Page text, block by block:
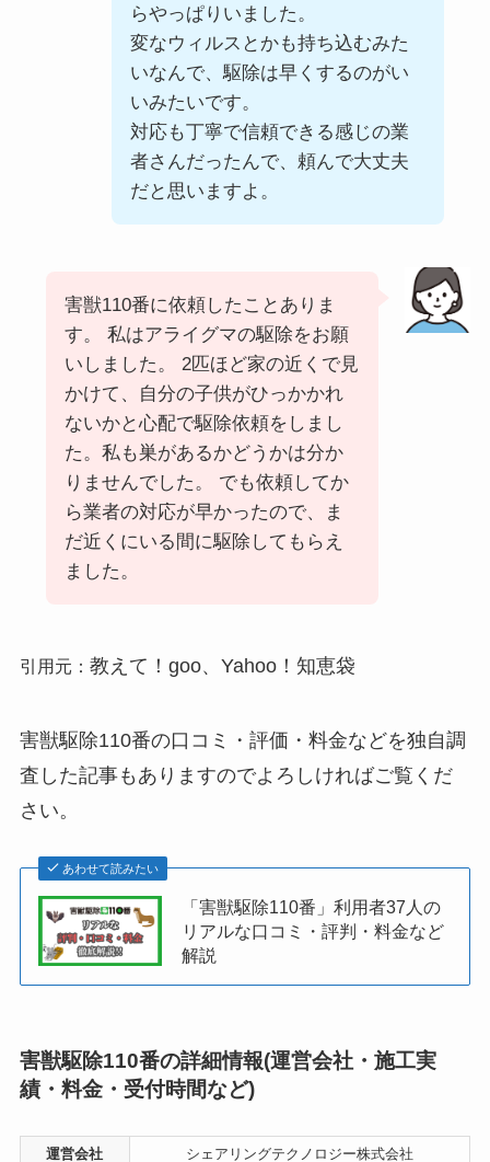
らやっぱりいました。
変なウィルスとかも持ち込むみた
いなんで、駆除は早くするのがい
いみたいです。
対応も丁寧で信頼できる感じの業
者さんだったんで、頼んで大丈夫
だと思いますよ。
害獣110番に依頼したことありま
す。 私はアライグマの駆除をお願
いしました。 2匹ほど家の近くで見
かけて、自分の子供がひっかかれ
ないかと心配で駆除依頼をしまし
た。私も巣があるかどうかは分か
りませんでした。 でも依頼してか
ら業者の対応が早かったので、ま
だ近くにいる間に駆除してもらえ
ました。
引用元： 教えて！goo、Yahoo！知恵袋
害獣駆除110番の口コミ・評価・料金などを独自調
査した記事もありますのでよろしければご覧くだ
さい。
あわせて読みたい
「害獣駆除110番」利用者37人の
リアルな口コミ・評判・料金など
解説
害獣駆除110番の詳細情報(運営会社・施工実
績・料金・受付時間など)
運営会社 シェアリングテクノロジー株式会社